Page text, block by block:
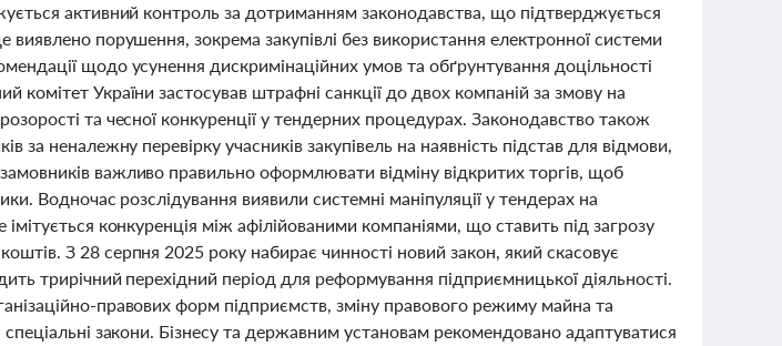
активний контроль за дотриманням законодавства, що підтверджується
порушення, зокрема закупівлі без використання електронної системи
щодо усунення дискримінаційних умов та обґрунтування доцільності
комітет України застосував штрафні санкції до двох компаній за змову на
та чесної конкуренції у тендерних процедурах. Законодавство також
за неналежну перевірку учасників закупівель на наявність підстав для відмови,
важливо правильно оформлювати відміну відкритих торгів, щоб
Водночас розслідування виявили системні маніпуляції у тендерах на
конкуренція між афілійованими компаніями, що ставить під загрозу
З 28 серпня 2025 року набирає чинності новий закон, який скасовує
трирічний перехідний період для реформування підприємницької діяльності.
правових форм підприємств, зміну правового режиму майна та
закони. Бізнесу та державним установам рекомендовано адаптуватися